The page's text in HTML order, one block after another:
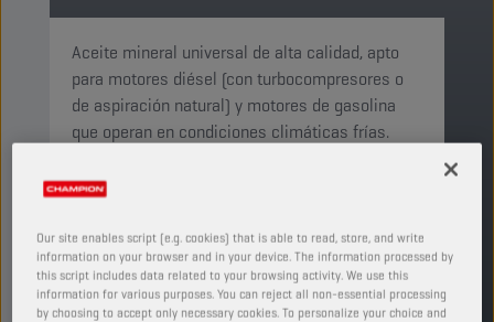
Aceite mineral universal de alta calidad, apto
para motores diésel (con turbocompresores o
de aspiración natural) y motores de gasolina
que operan en condiciones climáticas frías.
Ver tamaños y envases disponibles
ENCUENTRA UN PUNTO DE VENTA
Our site enables script (e.g. cookies) that is able to read, store, and write
information on your browser and in your device. The information processed by
this script includes data related to your browsing activity. We use this
information for various purposes. You can reject all non-essential processing
by choosing to accept only necessary cookies. To personalize your choice and